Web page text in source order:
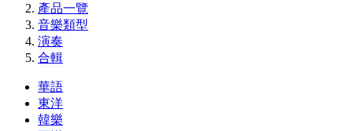
產品一覽
音樂類型
演奏
合輯
華語
東洋
韓樂